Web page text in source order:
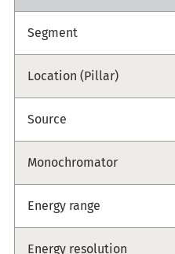
Segment
Location (Pillar)
Source
Monochromator
Energy range
Energy resolution